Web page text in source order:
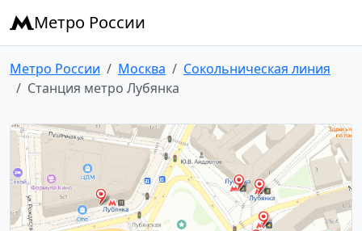
Метро России
Метро России Москва
Сокольническая линия
Станция метро Лубянка